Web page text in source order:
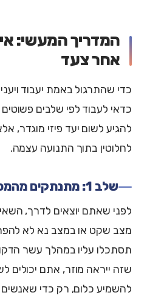
המדריך המעשי:
אחר צעד
כדי שהתרגול באמת יעבוד
כדאי לעבוד לפי שלבים
להגיע לשום יעד פיזי מוגדר,
לחלוטין בתוך התנועה עצמה.
שלב 1: מתנתקים מהמסכים באופן זמני
לפני שאתם יוצאים לדרך,
מצב שקט או במצב נא לא
תסתכלו עליו במהלך עשר
שזה ייראה מוזר, אתם יכולים
להשמיע כלום, רק כדי